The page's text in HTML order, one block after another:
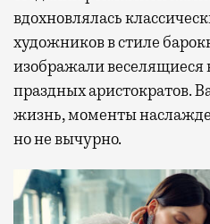
вдохновлялась
художников в стиле
изображали
праздных аристократов.
жизнь, моменты
но не вычурно.